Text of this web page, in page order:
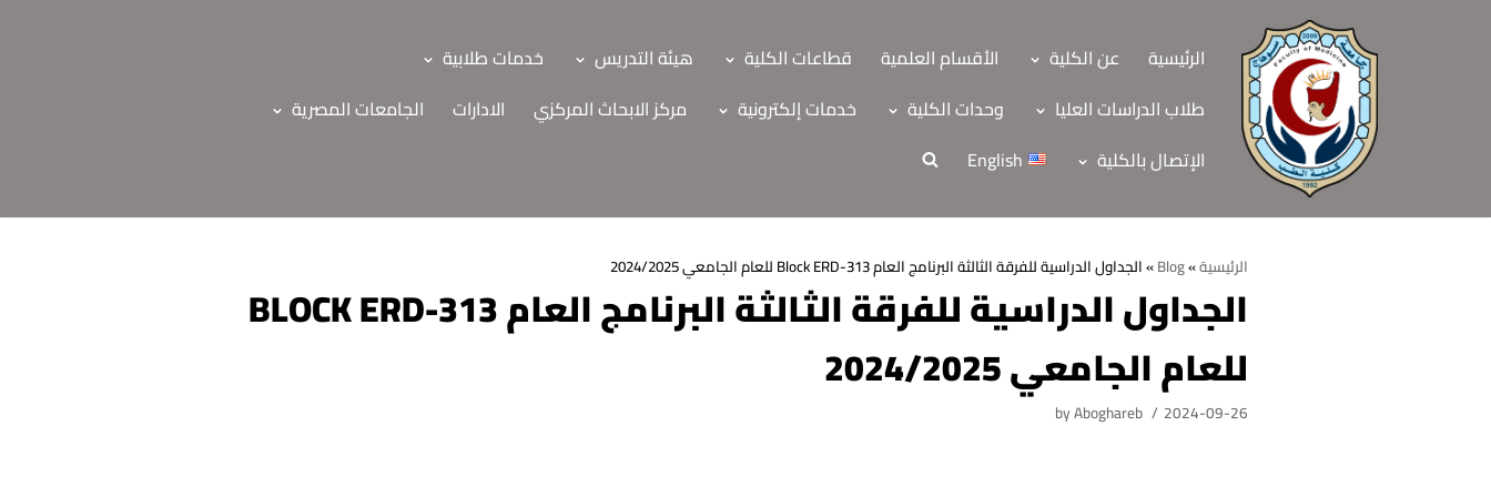
الرئيسية عن الكلية الأقسام العلمية قطاعات الكلية هيئة التدريس
خدمات طلابية
طلاب الدراسات العليا
وحدات الكلية خدمات إلكترونية مركز الابحاث المركزي الادارات
الجامعات المصرية
الإتصال بالكلية
English
الرئيسية
عن الكلية
الرؤية والرسالة
الأقسام العلمية
الرئيسية»
Blog
»الجداول الدراسية للفرقة الثالثة البرنامج العام Block ERD-313 للعام الجامعي 2024/2025
الجداول الدراسية للفرقة الثالثة البرنامج العام BLOCK ERD-313
للعام الجامعي 2024/2025
byAboghareb 2024-09-26